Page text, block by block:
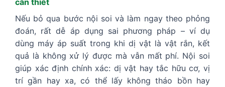
Nếu bỏ qua bước nội soi và làm ngay theo phỏng
đoán, rất dễ áp dụng sai phương pháp – ví dụ
dùng máy áp suất trong khi dị vật là vật rắn, kết
quả là không xử lý được mà vẫn mất phí. Nội soi
giúp xác định chính xác: dị vật hay tắc hữu cơ, vị
trí gần hay xa, có thể lấy không tháo bồn hay